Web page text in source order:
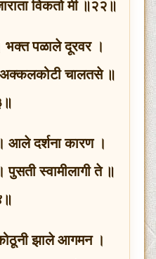
विकतो मी ॥२२॥
भक्त पळाले दूरवर ।
अक्कलकोटी चालतसे ॥
आले दर्शना कारण ।
पुसती स्वामीलागी ते ॥
झाले आगमन ।